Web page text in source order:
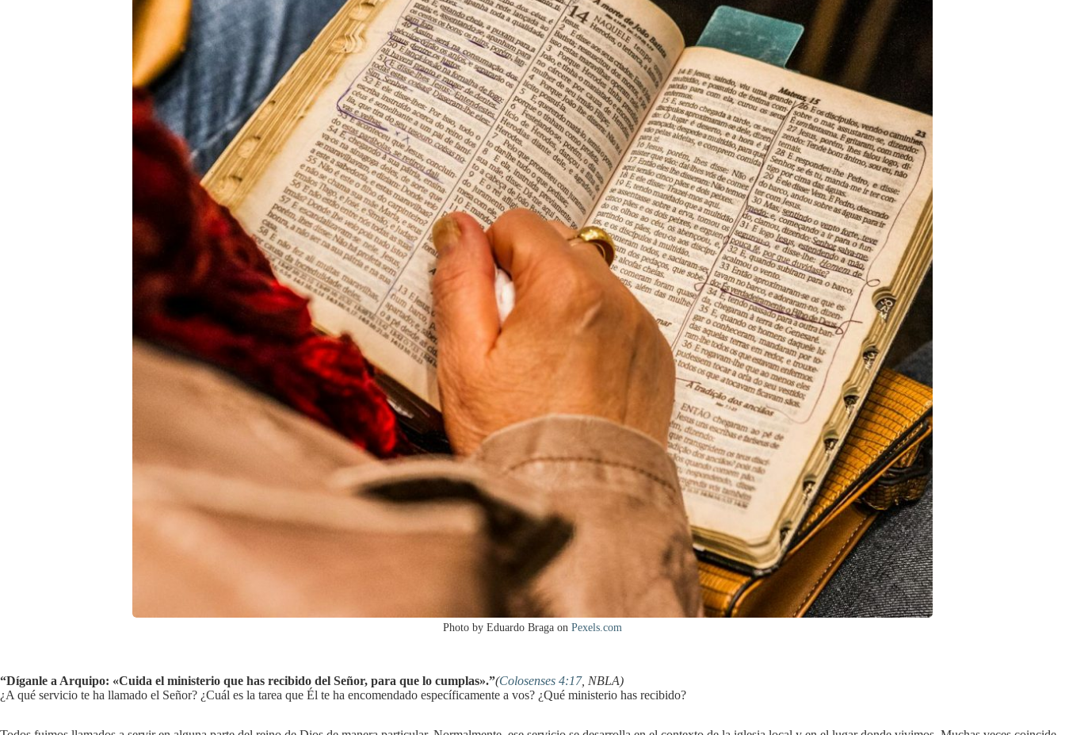
Photo by Eduardo Braga on Pexels.com
“Díganle a Arquipo: «Cuida el ministerio que has recibido del Señor, para que lo cumplas».”(Colosenses 4:17, NBLA)
¿A qué servicio te ha llamado el Señor? ¿Cuál es la tarea que Él te ha encomendado específicamente a vos? ¿Qué ministerio has recibido?